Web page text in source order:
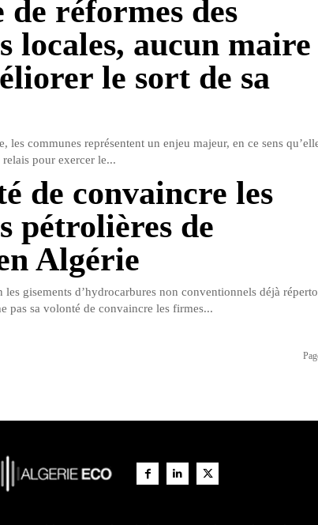
de réformes des
locales, aucun maire
le sort de sa
les communes représentent un enjeu majeur, en ce sens
pour exercer le...
de convaincre les
pétrolières de
Algérie
les gisements d’hydrocarbures non conventionnels déjà
pas sa volonté de convaincre les firmes...